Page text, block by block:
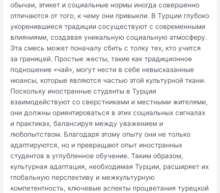
обычаи, этикет и социальные нормы иногда совершенно
отличаются от того, к чему они привыкли. В Турции глубоко
укоренившиеся традиции сосуществуют с современными
влияниями, создавая уникальную социальную атмосферу.
Эта смесь может поначалу сбить с толку тех, кто учится
за границей. Простые жесты, такие как традиционное
подношение «чай», могут нести в себе невысказанные
нюансы, которые являются частью этой культурной ткани.
Поскольку иностранные студенты в Турции
взаимодействуют со сверстниками и местными жителями,
они должны ориентироваться в этих социальных сигналах
и практиках, балансируя между уважением и
любопытством. Благодаря этому опыту они не только
адаптируются, но и превращают опыт иностранных
студентов в углубленное обучение. Таким образом,
культурная адаптация, необходимая Турции, расширяет их
глобальную перспективу и межкультурную
компетентность, ключевые аспекты процветания турецкой